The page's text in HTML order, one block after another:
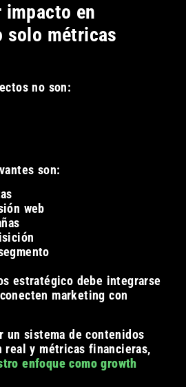
impacto en
solo métricas
no son:
son:
web
estratégico debe integrarse
marketing con
un sistema de contenidos
real y métricas financieras,
enfoque como growth